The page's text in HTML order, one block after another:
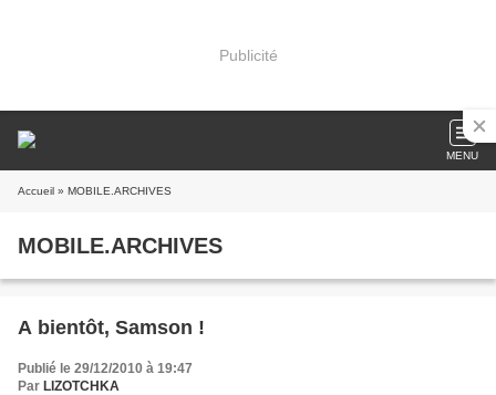
Publicité
MENU
Accueil » MOBILE.ARCHIVES
MOBILE.ARCHIVES
A bientôt, Samson !
Publié le 29/12/2010 à 19:47
Par LIZOTCHKA